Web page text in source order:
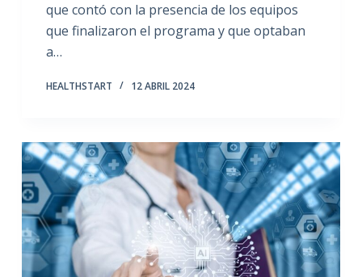
que contó con la presencia de los equipos
que finalizaron el programa y que optaban
a…
HEALTHSTART 12 ABRIL 2024